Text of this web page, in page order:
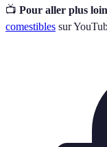
📺 Pour aller plus
comestibles sur